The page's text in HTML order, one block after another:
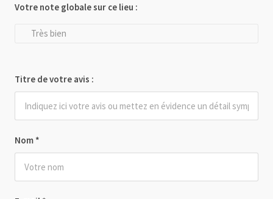
Nom *
Votre note globale sur ce lieu :
Très bien
Titre de votre avis :